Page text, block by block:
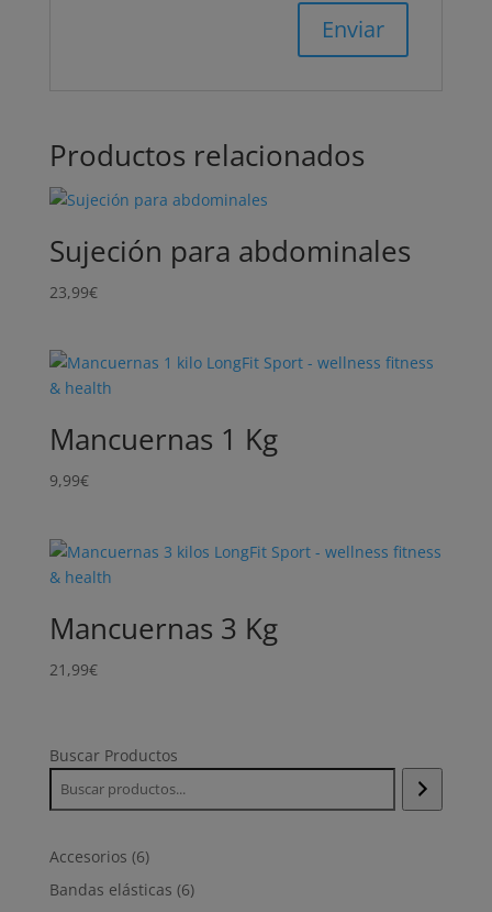
Productos relacionados
Sujeción para abdominales
23,99€
Mancuernas 1 Kg
9,99€
Mancuernas 3 Kg
21,99€
Buscar Productos
Accesorios 66
productos
Bandas elásticas 66